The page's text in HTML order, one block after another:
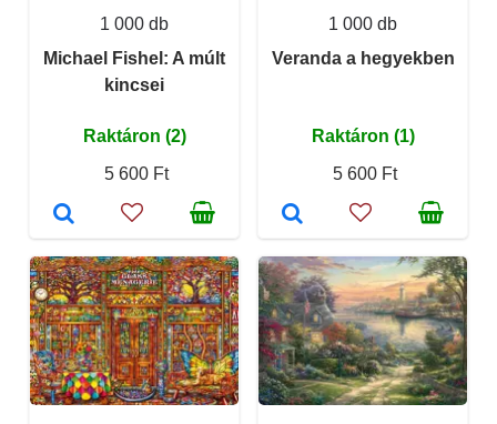
1 000 db
Michael Fishel: A múlt
kincsei
Raktáron (2)
5 600 Ft
1 000 db
Veranda a hegyekben
Raktáron (1)
5 600 Ft